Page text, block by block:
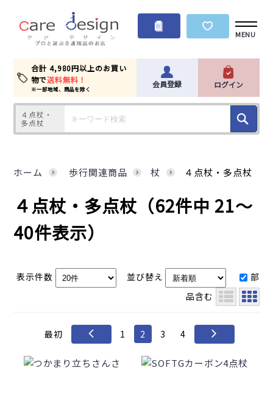
MENU
合計 4,980円以上のお買い
物で送料無料！
※一部地域、商品を除く 会員登録 ログイン
４点杖・
多点杖
ホーム 歩行関連商品 杖 ４点杖・多点杖
４点杖・多点杖（62件中 21～
40件表示）
表示件数 並び替え
部
品含む
最初 1 2 3 4